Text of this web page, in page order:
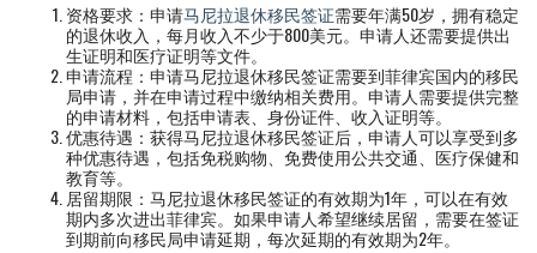
资格要求：申请马尼拉退休移民签证需要年满50岁，拥有稳定
的退休收入，每月收入不少于800美元。申请人还需要提供出
生证明和医疗证明等文件。
申请流程：申请马尼拉退休移民签证需要到菲律宾国内的移民
局申请，并在申请过程中缴纳相关费用。申请人需要提供完整
的申请材料，包括申请表、身份证件、收入证明等。
优惠待遇：获得马尼拉退休移民签证后，申请人可以享受到多
种优惠待遇，包括免税购物、免费使用公共交通、医疗保健和
教育等。
居留期限：马尼拉退休移民签证的有效期为1年，可以在有效
期内多次进出菲律宾。如果申请人希望继续居留，需要在签证
到期前向移民局申请延期，每次延期的有效期为2年。